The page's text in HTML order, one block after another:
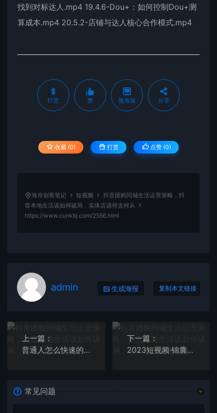
找到对标达人.mp4 19.4.6-Dou+：如何控制Dou+测
算成本.mp4 20.5.2-店铺与达人核心合作模式.mp4
打赏 赞 微海报 分享
收藏 (0) 打赏 点赞 (0)
海存创客笔记 短视频
抖音团购同城生活运营策略，抖
音本地生活该如何破局，实体店该何去何从
https://www.cunkbj.com/2566.html
admin 生成海报 复制本文链接
上一篇：
普通人怎么快速的去做口播，三课合一，口播拍摄技巧你要明白
下一篇：
2023短视频·锦囊，短视频·锦囊妙计一招搞定，打开流量密码
常见问题